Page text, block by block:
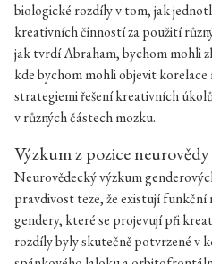
biologické rozdíly v tom, jak
kreativních činností za použití
jak tvrdí Abraham, bychom mohli
kde bychom mohli objevit
strategiemi řešení kreativních
v různých částech mozku.
Výzkum z pozice neurovědy
Neurovědecký výzkum
pravdivost teze, že existují
gendery, které se projevují při
rozdíly byly skutečně potvrzené v